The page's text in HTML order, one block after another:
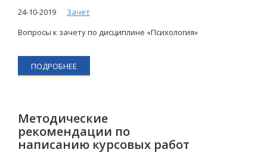
24-10-2019
Зачет
Вопросы к зачету по дисциплине «Психология»
ПОДРОБНЕЕ
Методические
рекомендации по
написанию курсовых работ